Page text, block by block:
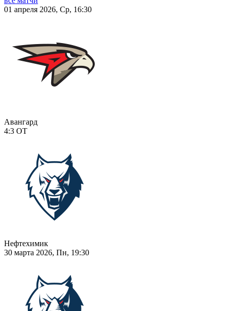
01 апреля 2026, Ср, 16:30
Авангард
4:3 ОТ
Нефтехимик
30 марта 2026, Пн, 19:30